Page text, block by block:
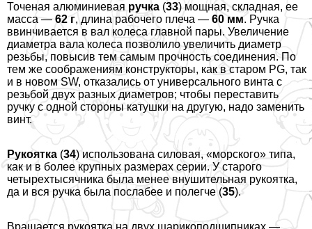
Точеная алюминиевая ручка (33) мощная, складная, ее
масса — 62 г, длина рабочего плеча — 60 мм. Ручка
ввинчивается в вал колеса главной пары. Увеличение
диаметра вала колеса позволило увеличить диаметр
резьбы, повысив тем самым прочность соединения. По
тем же соображениям конструкторы, как в старом PG, так
и в новом SW, отказались от универсального винта с
резьбой двух разных диаметров; чтобы переставить
ручку с одной стороны катушки на другую, надо заменить
винт.
Рукоятка (34) использована силовая, «морского» типа,
как и в более крупных размерах серии. У старого
четырехтысячника была менее внушительная рукоятка,
да и вся ручка была послабее и полегче (35).
Вращается рукоятка на двух шарикоподшипниках —